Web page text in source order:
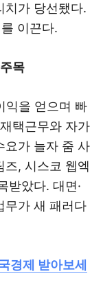
치가 당선됐다.
이끈다.
목
익을 얻으며 빠
택근무와 자가
요가 늘자 줌 사
즈, 시스코 웹엑
받았다. 대면·
무가 새 패러다
경제 받아보세